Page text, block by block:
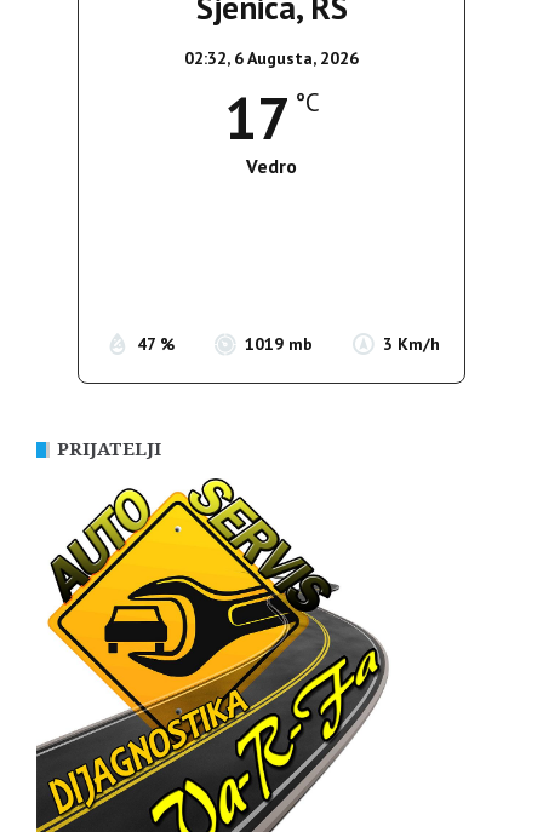
02:32, 6 Augusta, 2026
17 °C
Vedro
47 % 1019 mb 3 Km/h
PRIJATELJI